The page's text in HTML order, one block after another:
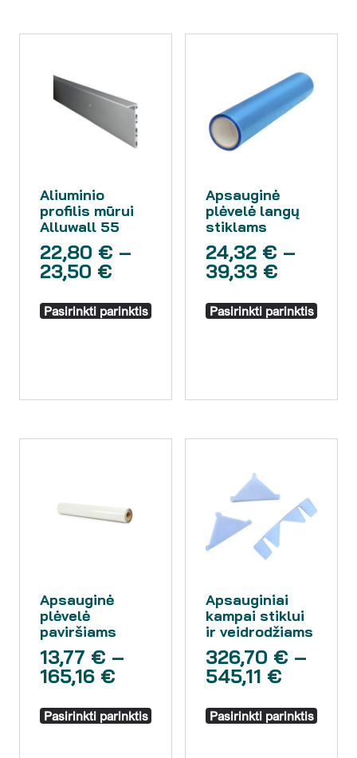
Aliuminio
profilis mūrui
Alluwall 55
22,80 € –
23,50 €
Pasirinkti parinktis
Apsauginė
plėvelė langų
stiklams
24,32 € –
39,33 €
Pasirinkti parinktis
Apsauginė
plėvelė
paviršiams
13,77 € –
165,16 €
Pasirinkti parinktis
Apsauginiai
kampai stiklui
ir veidrodžiams
326,70 € –
545,11 €
Pasirinkti parinktis